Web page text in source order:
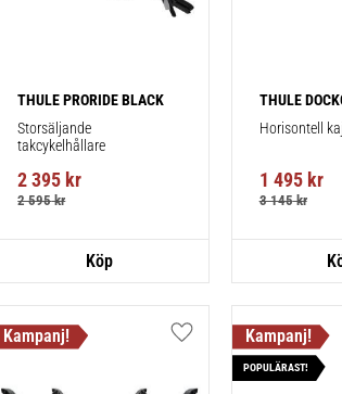
THULE PRORIDE BLACK
Storsäljande
takcykelhållare
2 395 kr
2 595kr
THULE
Horisontell
1 495kr
3 145kr
Lägg till i favoriter
POPULÄRAST!